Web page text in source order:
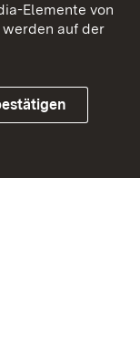
Elemente von
auf der